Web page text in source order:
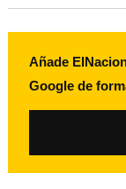
Añade
Google de